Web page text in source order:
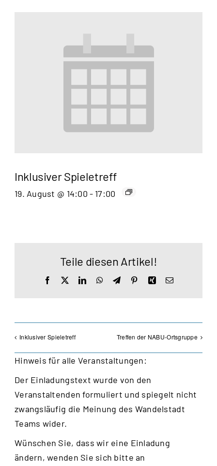
Inklusiver Spieletreff
19. August @ 14:00 - 17:00
Teile diesen Artikel!
Facebook LinkedInWhatsApp
TelegramPinterestXingE-
Inklusiver Spieletreff Treffen der NABU-Ortsgruppe
Hinweis für alle Veranstaltungen:
Der Einladungstext wurde von den
Veranstaltenden formuliert und spiegelt nicht
zwangsläufig die Meinung des Wandelstadt
Teams wider.
Wünschen Sie, dass wir eine Einladung
ändern, wenden Sie sich bitte an